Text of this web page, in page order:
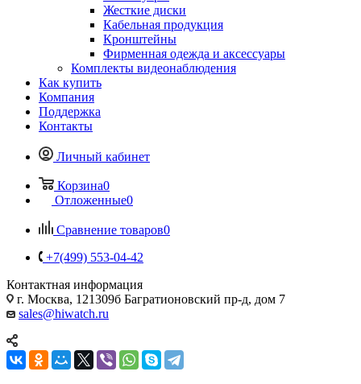
Жесткие диски
Кабельная продукция
Кронштейны
Фирменная одежда и аксессуары
Комплекты видеонаблюдения
Как купить
Компания
Поддержка
Контакты
Личный кабинет
Корзина0
Отложенные0
Сравнение товаров0
+7(499) 553-04-42
Контактная информация
г. Москва, 121309б Багратионовский пр-д, дом 7
sales@hiwatch.ru